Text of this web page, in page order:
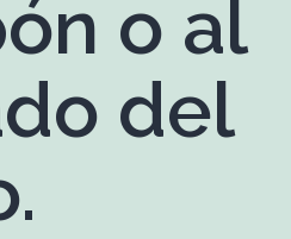
o al
del